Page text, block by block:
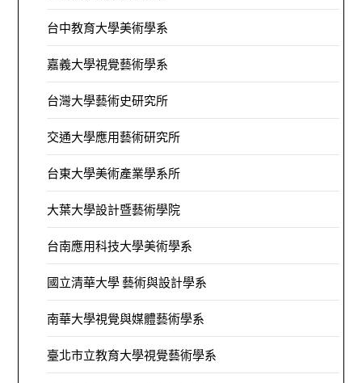
台中教育大學美術學系
嘉義大學視覺藝術學系
台灣大學藝術史研究所
交通大學應用藝術研究所
台東大學美術產業學系所
大葉大學設計暨藝術學院
台南應用科技大學美術學系
國立清華大學 藝術與設計學系
南華大學視覺與媒體藝術學系
臺北市立教育大學視覺藝術學系